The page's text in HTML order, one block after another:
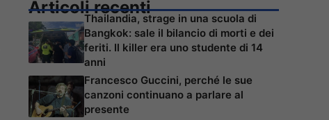
Articoli recenti
Thailandia, strage in una scuola di
Bangkok: sale il bilancio di morti e dei
feriti. Il killer era uno studente di 14
anni
Francesco Guccini, perché le sue
canzoni continuano a parlare al
presente